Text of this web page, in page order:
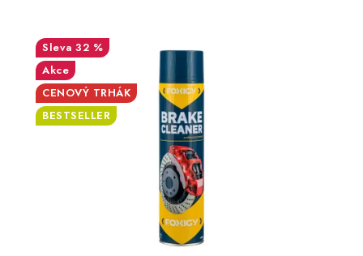
32 %
Akce
CENOVÝ TRHÁK
BESTSELLER